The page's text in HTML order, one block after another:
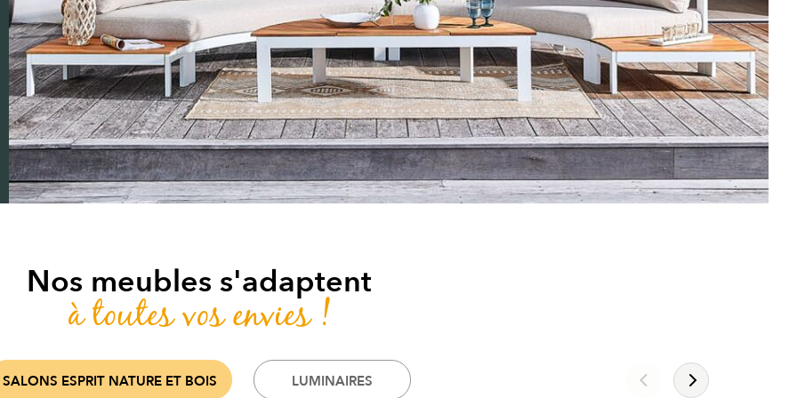
Leather!
JE DÉCOUVRE
DÉCOUVREZ LA COLLECTION 2026
Nos meubles s'adaptent
à toutes vos envies !
SALONS ESPRIT NATURE ET BOIS LUMINAIRES